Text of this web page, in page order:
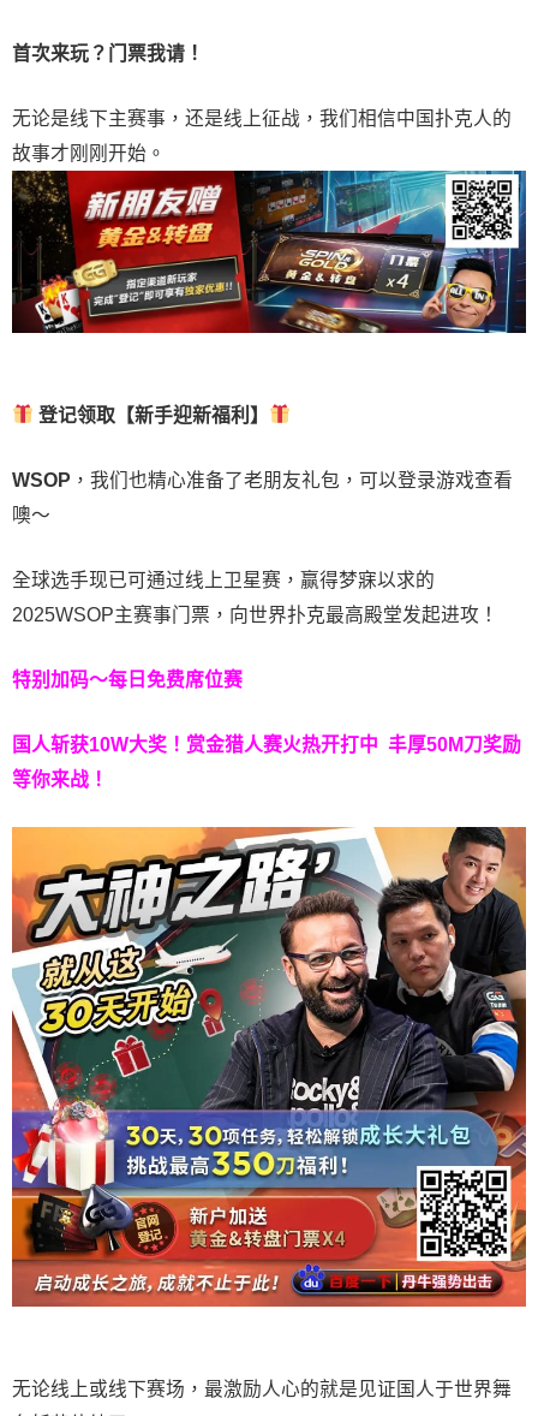
首次来玩？门票我请！
无论是线下主赛事，还是线上征战，我们相信中国扑克人的
故事才刚刚开始。
登记领取【新手迎新福利】
WSOP ，我们也精心准备了老朋友礼包，可以登录游戏查看
噢～
全球选手现已可通过线上卫星赛，赢得梦寐以求的
2025WSOP主赛事门票，向世界扑克最高殿堂发起进攻！
特别加码～每日免费席位赛
国人斩获10W大奖！ 赏金猎人赛火热开打中 丰厚50M刀奖励
等你来战！
无论线上或线下赛场，最激励人心的就是见证国人于世界舞